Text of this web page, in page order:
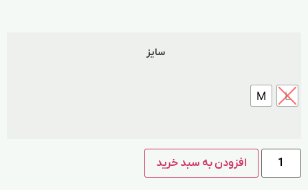
سایز
L
M
افزودن به سبد خرید